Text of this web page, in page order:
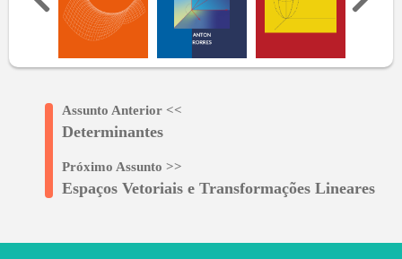
Assunto Anterior <<
Determinantes
Próximo Assunto >>
Espaços Vetoriais e Transformações Lineares